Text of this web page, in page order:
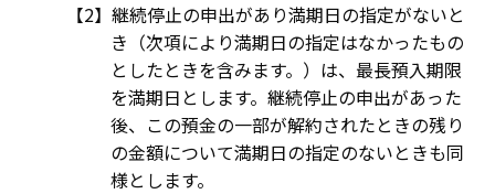
継続停止の申出があり満期日の指定がないと
き（次項により満期日の指定はなかったもの
としたときを含みます。）は、最長預入期限
を満期日とします。継続停止の申出があった
後、この預金の一部が解約されたときの残り
の金額について満期日の指定のないときも同
様とします。